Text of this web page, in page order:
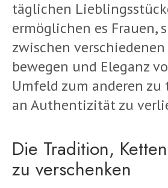
täglichen
ermöglichen es Frauen,
zwischen
bewegen und Eleganz
Umfeld zum anderen zu
an Authentizität zu
Die Tradition,
zu verschenken